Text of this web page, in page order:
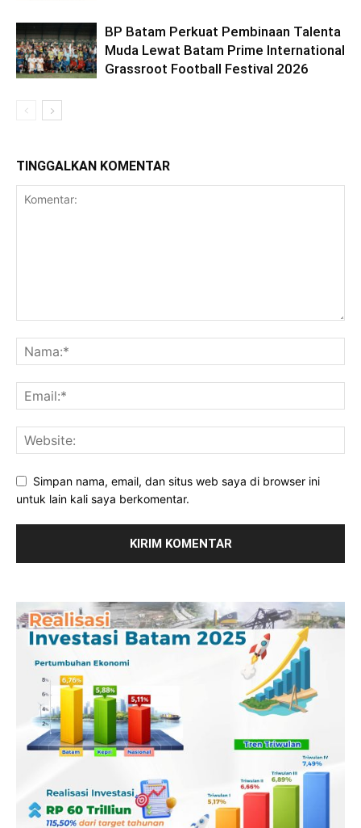
BP Batam Perkuat Pembinaan Talenta
Muda Lewat Batam Prime International
Grassroot Football Festival 2026
TINGGALKAN KOMENTAR
Simpan nama, email, dan situs web saya di browser ini
untuk lain kali saya berkomentar.